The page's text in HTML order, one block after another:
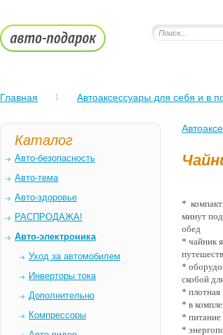
Главная Автоаксессуары для себя и в
Каталог
Авто-безопасность
Авто-тема
Авто-здоровье
РАСПРОДАЖА!
Авто-электроника
Уход за автомобилем
Инверторы тока
Дополнительно
Компрессоры
*
минут
обед
* чайник
*
скобой
* плотная
* в
* питание
*